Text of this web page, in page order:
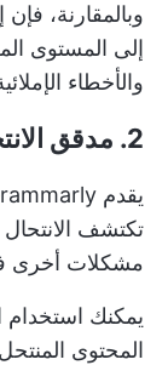
إلى المستوى
والأخطاء
2. مدقق الانتحال
تكتشف
مشكلات أخرى
يمكنك استخدام
المحتوى